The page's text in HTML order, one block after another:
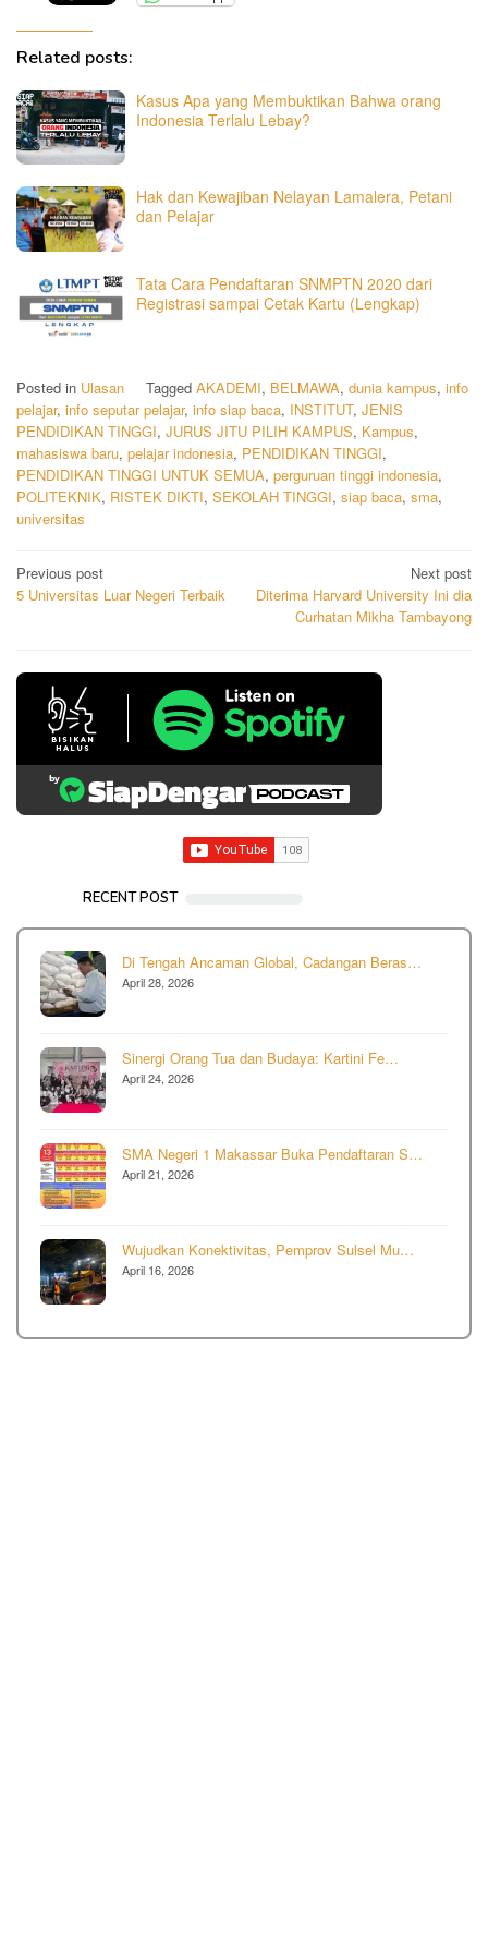
Related posts:
Kasus Apa yang Membuktikan Bahwa orang
Indonesia Terlalu Lebay?
Hak dan Kewajiban Nelayan Lamalera, Petani
dan Pelajar
Tata Cara Pendaftaran SNMPTN 2020 dari
Registrasi sampai Cetak Kartu (Lengkap)
Posted in Ulasan Tagged AKADEMI, BELMAWA, dunia kampus, info
pelajar, info seputar pelajar, info siap baca, INSTITUT, JENIS
PENDIDIKAN TINGGI, JURUS JITU PILIH KAMPUS, Kampus,
mahasiswa baru, pelajar indonesia, PENDIDIKAN TINGGI,
PENDIDIKAN TINGGI UNTUK SEMUA, perguruan tinggi indonesia,
POLITEKNIK, RISTEK DIKTI, SEKOLAH TINGGI, siap baca, sma,
universitas
Post
navigation
Previous post
5 Universitas Luar Negeri Terbaik
Next post
Diterima Harvard University Ini dia
Curhatan Mikha Tambayong
RECENT POST
Di Tengah Ancaman Global, Cadangan Beras…
April 28, 2026
Sinergi Orang Tua dan Budaya: Kartini Fe…
April 24, 2026
SMA Negeri 1 Makassar Buka Pendaftaran S…
April 21, 2026
Wujudkan Konektivitas, Pemprov Sulsel Mu…
April 16, 2026